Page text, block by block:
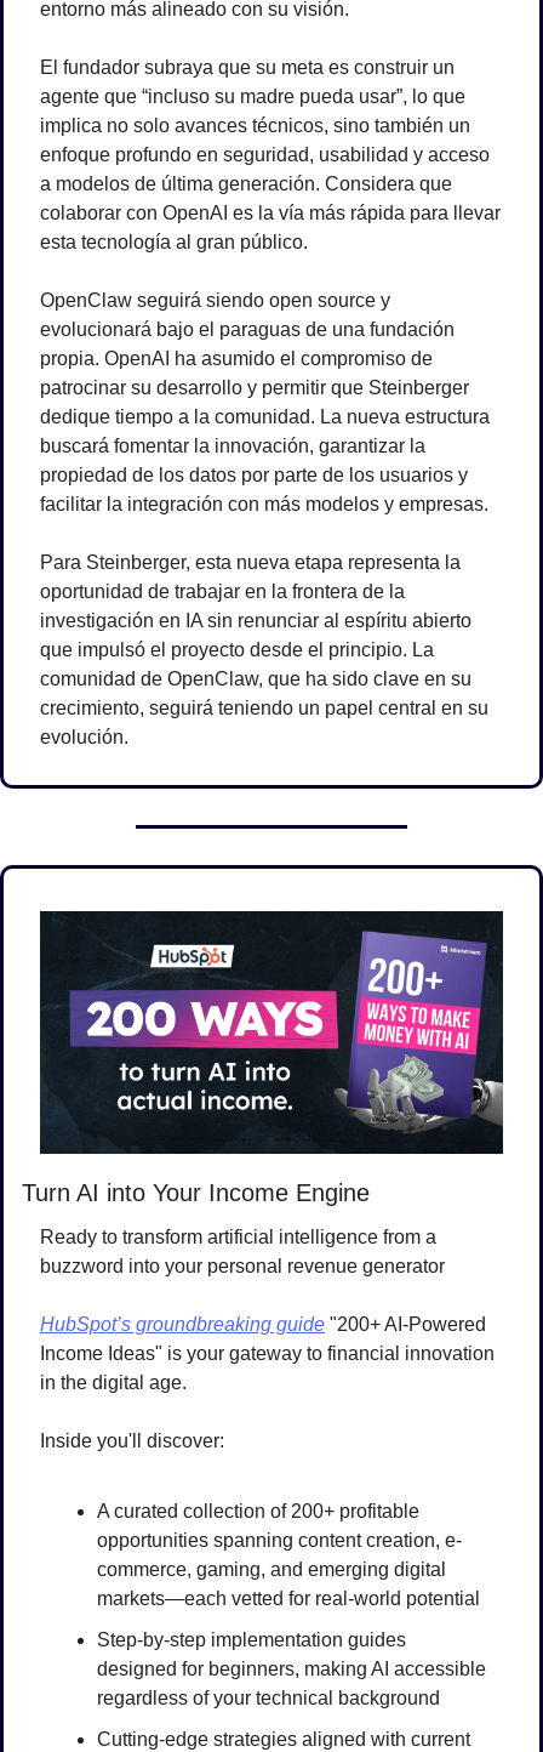
entorno más alineado con su visión.
El fundador subraya que su meta es construir un
agente que “incluso su madre pueda usar”, lo que
implica no solo avances técnicos, sino también un
enfoque profundo en seguridad, usabilidad y acceso
a modelos de última generación. Considera que
colaborar con OpenAI es la vía más rápida para llevar
esta tecnología al gran público.
OpenClaw seguirá siendo open source y
evolucionará bajo el paraguas de una fundación
propia. OpenAI ha asumido el compromiso de
patrocinar su desarrollo y permitir que Steinberger
dedique tiempo a la comunidad. La nueva estructura
buscará fomentar la innovación, garantizar la
propiedad de los datos por parte de los usuarios y
facilitar la integración con más modelos y empresas.
Para Steinberger, esta nueva etapa representa la
oportunidad de trabajar en la frontera de la
investigación en IA sin renunciar al espíritu abierto
que impulsó el proyecto desde el principio. La
comunidad de OpenClaw, que ha sido clave en su
crecimiento, seguirá teniendo un papel central en su
evolución.
Turn AI into Your Income Engine
Ready to transform artificial intelligence from a
buzzword into your personal revenue generator
HubSpot’s groundbreaking guide "200+ AI-Powered
Income Ideas" is your gateway to financial innovation
in the digital age.
Inside you'll discover:
A curated collection of 200+ profitable
opportunities spanning content creation, e-
commerce, gaming, and emerging digital
markets—each vetted for real-world potential
Step-by-step implementation guides
designed for beginners, making AI accessible
regardless of your technical background
Cutting-edge strategies aligned with current